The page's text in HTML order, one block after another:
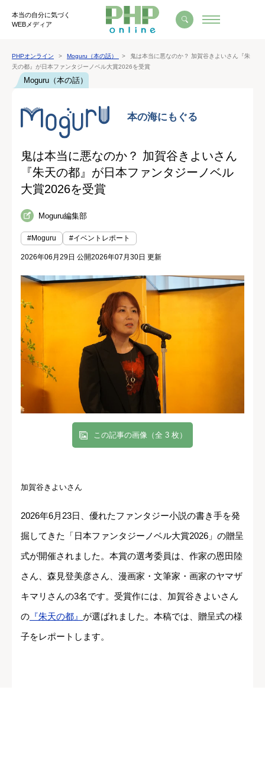
本当の自分に気づく
WEBメディア
PHPオンライン Moguru（本の話）
鬼は本当に悪なのか？ 加賀谷きよいさん『朱
天の都』が日本ファンタジーノベル大賞2026を受賞
Moguru（本の話）
鬼は本当に悪なのか？ 加賀谷きよいさん
『朱天の都』が日本ファンタジーノベル
大賞2026を受賞
Moguru編集部
#Moguru #イベントレポート
2026年06月29日 公開2026年07月30日 更新
この記事の画像（全 3 枚）
加賀谷きよいさん
2026年6月23日、優れたファンタジー小説の書き手を発
掘してきた「日本ファンタジーノベル大賞2026」の贈呈
式が開催されました。本賞の選考委員は、作家の恩田陸
さん、森見登美彦さん、漫画家・文筆家・画家のヤマザ
キマリさんの3名です。受賞作には、加賀谷きよいさん
の 『朱天の都』 が選ばれました。本稿では、贈呈式の様
子をレポートします。